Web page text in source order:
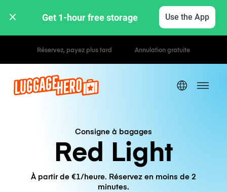
Get 1-hour free storage Use the App
Tarifs horaires / journaliers
Consigne à bagages
Red Light
À partir de €1/heure. Réservez en moins de 2
minutes.